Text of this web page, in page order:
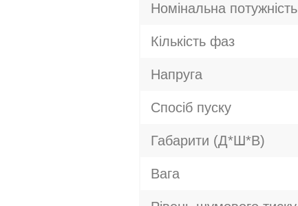
Номінальна потужність
Кількість фаз
Напруга
Спосіб пуску
Габарити (Д*Ш*В)
Вага